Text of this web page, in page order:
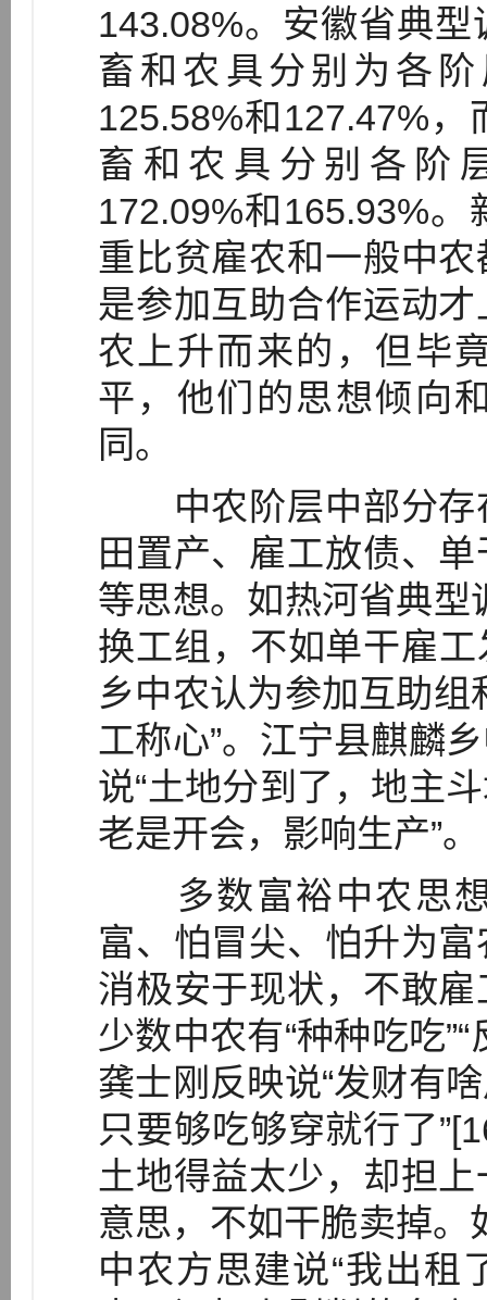
143.08%。安徽省典
畜和农具分别为各
125.58%和127.47%
畜和农具分别各阶
172.09%和165.93%
重比贫雇农和一般中
是参加互助合作运动
农上升而来的，但毕
平，他们的思想倾向
同。
中农阶层中部分存
田置产、雇工放债、
等思想。如热河省典型
换工组，不如单干雇
乡中农认为参加互助组
工称心”。江宁县麒麟
说“土地分到了，地主
老是开会，影响生产”。
多数富裕中农思想
富、怕冒尖、怕升为
消极安于现状，不敢
少数中农有“种种吃吃
龚士刚反映说“发财有
只要够吃够穿就行了
土地得益太少，却担
意思，不如干脆卖掉
中农方思建说“我出租